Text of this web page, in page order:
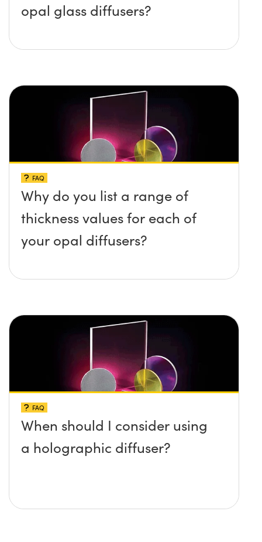
opal glass diffusers?
FAQ
Why do you list a range of
thickness values for each of
your opal diffusers?
FAQ
When should I consider using
a holographic diffuser?